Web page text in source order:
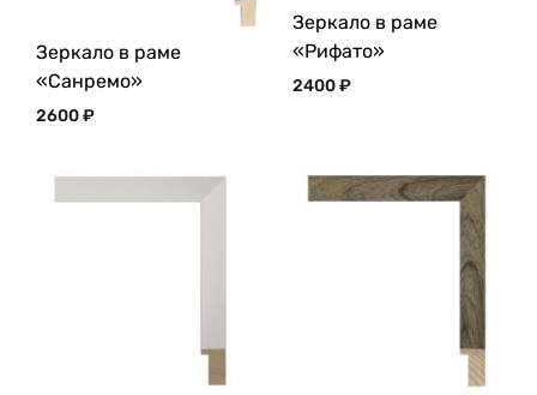
Зеркало в раме
«Санремо»
2600₽
Зеркало в раме
«Рифато»
2400₽